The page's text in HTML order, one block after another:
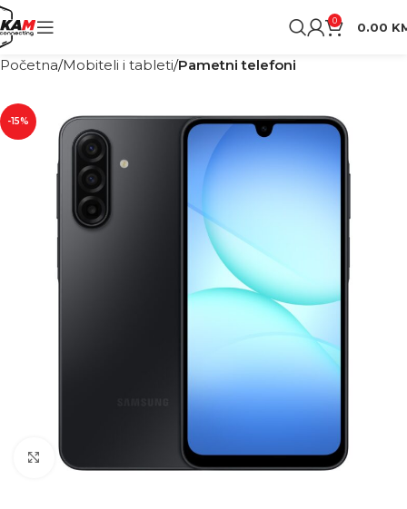
0 0.00
Početna Mobiteli i tableti Pametni telefoni
-15%
Kliknite za povećanje